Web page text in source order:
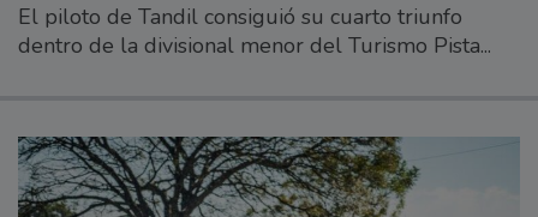
El piloto de Tandil consiguió su cuarto triunfo
dentro de la divisional menor del Turismo Pista...